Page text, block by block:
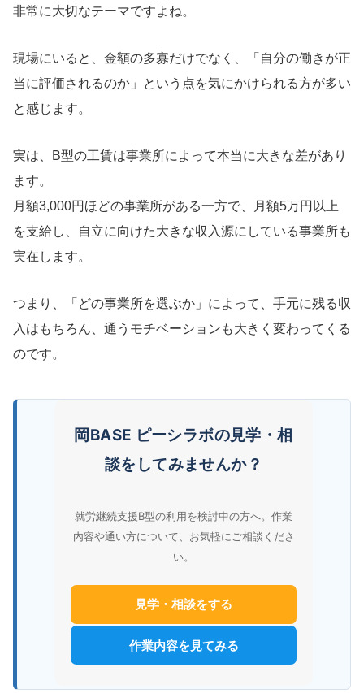
非常に大切なテーマですよね。
現場にいると、金額の多寡だけでなく、「自分の働きが正
当に評価されるのか」という点を気にかけられる方が多い
と感じます。
実は、B型の工賃は事業所によって本当に大きな差があり
ます。
月額3,000円ほどの事業所がある一方で、月額5万円以上
を支給し、自立に向けた大きな収入源にしている事業所も
実在します。
つまり、「どの事業所を選ぶか」によって、手元に残る収
入はもちろん、通うモチベーションも大きく変わってくる
のです。
岡BASE ピーシラボの見学・相
談をしてみませんか？
就労継続支援B型の利用を検討中の方へ。作業
内容や通い方について、お気軽にご相談くださ
い。
見学・相談をする
作業内容を見てみる